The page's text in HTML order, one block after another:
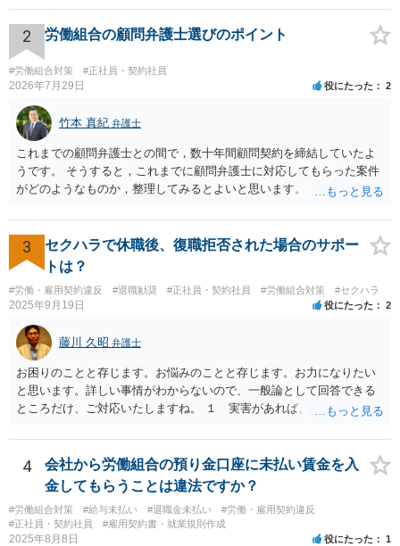
わりにする必要がある」という趣旨なのではないかと思われます。 相
続放棄したとしても、取締役である母には残された有限会社の後始末
をどうするのかという問題が残ります。 一度、司法書士や弁護士等の
専門家に相談されることをオススメ致します。
2 労働組合の顧問弁護士選びのポイント
#労働組合対策 #正社員・契約社員
2026年7月29日 役にたった 2
竹本 真紀 弁護士
これまでの顧問弁護士との間で，数十年間顧問契約を締結していたよ
うです。 そうすると，これまでに顧問弁護士に対応してもらった案件
がどのようなものか，整理してみるとよいと思います。 これにより，
事務所を比較した上で，弁護士と面談をする際，そのような案件に対
応してもらえるのかが重要だと思います。 ただ，組合員の相談内容に
ついて，分野を絞っているのか，それともどのような分野でもよいと
いうことで法律相談を依頼しているかの観点も重要です。 組合員とす
れば，相談だけではなく，できれば受任まで考えている場合も多いと
思います。 そうすると，労働組合としての相談だけではなく，基本的
に全ての分野を対象にして考える必要もあるかもしれません。 そうで
ないと，相談内容によって，対応が変わってしまうこともあると思い
ます。 組合員の相談についても，基本的に受任まで考えてもらえるこ
とができるのかも検討要素の一つかもしれません。
3
セクハラで休職後、復職拒否された場合のサポー
トは？
#労働・雇用契約違反 #退職勧奨 #正社員・契約社員 #労働組合対策 #セクハラ
2025年9月19日 役にたった 2
藤川 久昭 弁護士
お困りのことと存じます。お悩みのことと存じます。お力になりたい
と思います。詳しい事情がわからないので、一般論として回答できる
ところだけ、ご対応いたしますね。 １ 実害があれば、損害賠償請求
限らないです。損害賠償請求は可能ですが、損害との因果関係の立証
が容易ではないと思われます。客観的証拠が不可欠です。 ２ 休職期
間満了による退職・解雇について無効だと争える可能性が高いです。
法的責任をきちんと追及されたい場合には、労務管理と労働法にかな
り詳しく、上記に関係した法理等にも通じた弁護士等に相談し、法的
に正確に分析してもらい、今後の対応を検討するべきです。良い解決
4
会社から労働組合の預り金口座に未払い賃金を入
金してもらうことは違法ですか？
#労働組合対策 #給与未払い #退職金未払い
#労働・雇用契約違反
#正社員・契約社員
#雇用契約書・就業規則作成
2025年8月8日 役にたった 1